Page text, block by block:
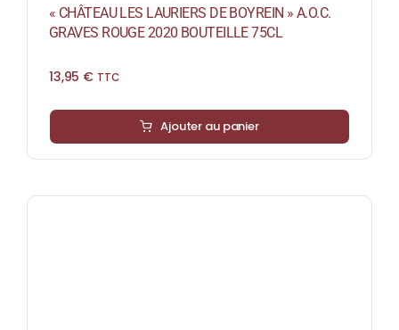
« CHÂTEAU LES LAURIERS DE BOYREIN » A.O.C.
GRAVES ROUGE 2020 BOUTEILLE 75CL
13,95 € TTC
Ajouter au panier